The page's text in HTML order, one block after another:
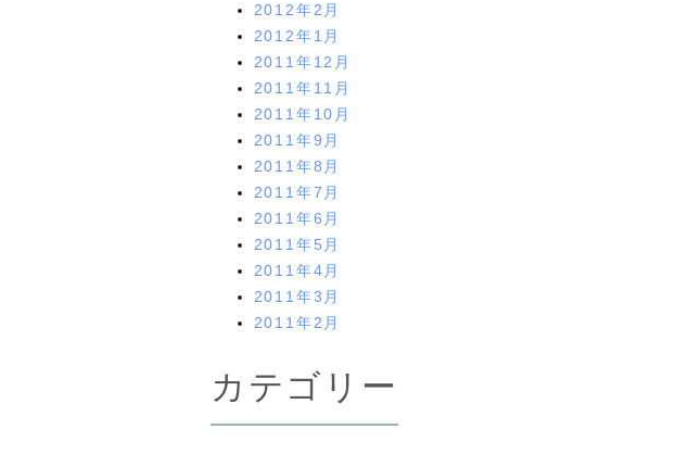
2012年2月
2012年1月
2011年12月
2011年11月
2011年10月
2011年9月
2011年8月
2011年7月
2011年6月
2011年5月
2011年4月
2011年3月
2011年2月
カテゴリー